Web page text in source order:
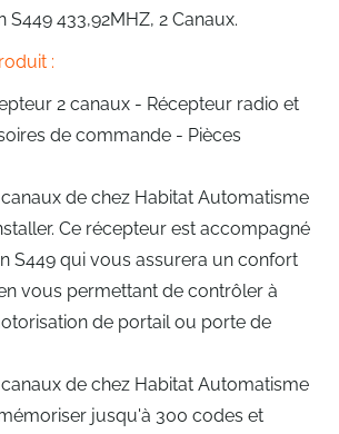
S449 433,92MHZ, 2 Canaux.
:
2 canaux - Récepteur radio et
de commande - Pièces
de chez Habitat Automatisme
Ce récepteur est accompagné
S449 qui vous assurera un confort
vous permettant de contrôler à
de portail ou porte de
de chez Habitat Automatisme
jusqu'à 300 codes et